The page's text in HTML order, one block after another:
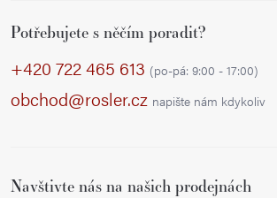
Potřebujete s něčím poradit?
+420 722 465 613 (po-pá: 9:00 - 17:00)
obchod@rosler.cz napište nám kdykoliv
Navštivte nás na našich prodejnách